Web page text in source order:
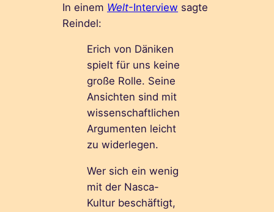
In einem Welt-Interview sagte
Reindel:
Erich von Däniken
spielt für uns keine
große Rolle. Seine
Ansichten sind mit
wissenschaftlichen
Argumenten leicht
zu widerlegen.
Wer sich ein wenig
mit der Nasca-
Kultur beschäftigt,